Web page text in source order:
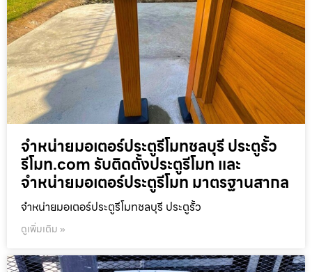
จำหน่ายมอเตอร์ประตูรีโมทชลบุรี ประตูรั้ว
รีโมท.com รับติดตั้งประตูรีโมท และ
จำหน่ายมอเตอร์ประตูรีโมท มาตรฐานสากล
จำหน่ายมอเตอร์ประตูรีโมทชลบุรี ประตูรั้ว
ดูเพิ่มเติม »